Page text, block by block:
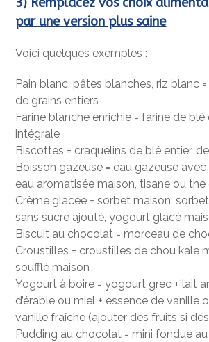
3) Remplacez vos choix
par une version plus saine
Voici quelques exemples :
Pain blanc, pâtes blanches, riz blanc
de grains entiers
Farine blanche enrichie = farine de
intégrale
Biscottes = craquelins de blé entier,
Boisson gazeuse = eau gazeuse
eau aromatisée maison, tisane ou
Crème glacée = sorbet maison,
sans sucre ajouté, yogourt glacé
Biscuit au chocolat = morceau de
Croustilles = croustilles de chou kale
soufflé maison
Yogourt à boire = yogourt grec + lait
d’érable ou miel + essence de vanille
vanille fraîche (ajouter des fruits si
Pudding au chocolat = mini fondue